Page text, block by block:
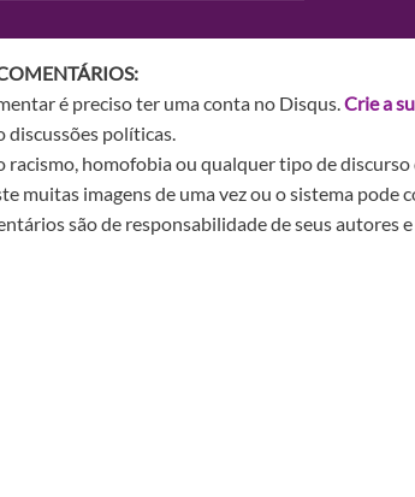
é preciso ter uma conta no Disqus.Crie a
discussões políticas.
racismo, homofobia ou qualquer tipo de discurso
muitas imagens de uma vez ou o sistema pode
são de responsabilidade de seus autores